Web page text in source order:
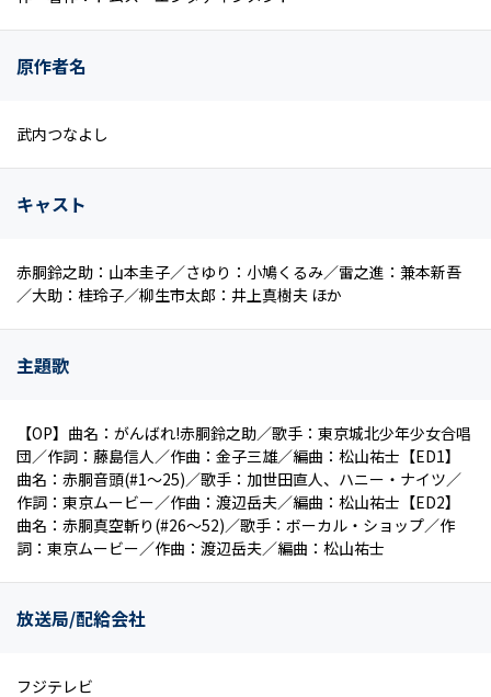
原作者名
武内つなよし
キャスト
赤胴鈴之助：山本圭子／さゆり：小鳩くるみ／雷之進：兼本新吾
／大助：桂玲子／柳生市太郎：井上真樹夫 ほか
主題歌
【OP】曲名：がんばれ!赤胴鈴之助／歌手：東京城北少年少女合唱
団／作詞：藤島信人／作曲：金子三雄／編曲：松山祐士【ED1】
曲名：赤胴音頭(#1～25)／歌手：加世田直人、ハニー・ナイツ／
作詞：東京ムービー／作曲：渡辺岳夫／編曲：松山祐士【ED2】
曲名：赤胴真空斬り(#26～52)／歌手：ボーカル・ショップ／作
詞：東京ムービー／作曲：渡辺岳夫／編曲：松山祐士
放送局/配給会社
フジテレビ